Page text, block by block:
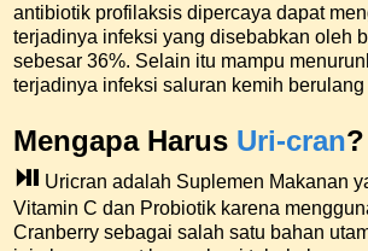
antibiotik profilaksis dipercaya dapat
terjadinya infeksi yang disebabkan oleh
sebesar 36%. Selain itu mampu
terjadinya infeksi saluran kemih berulang
Mengapa Harus Uri-cran?
⏯ Uricran adalah Suplemen Makanan
Vitamin C dan Probiotik karena
Cranberry sebagai salah satu bahan